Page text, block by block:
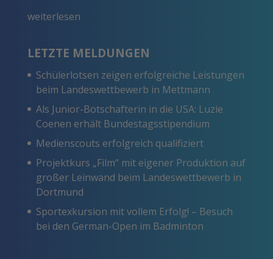
weiterlesen
LETZTE MELDUNGEN
Schülerlotsen zeigen erfolgreiche Leistungen
beim Landeswettbewerb in Mettmann
Als Junior-Botschafterin in die USA: Luzie
Coenen erhält Bundestagsstipendium
Medienscouts erfolgreich qualifiziert
Projektkurs „Film“ mit eigener Produktion auf
großer Leinwand beim Landeswettbewerb in
Dortmund
Sportexkursion mit vollem Erfolg! – Besuch
bei den German-Open im Badminton